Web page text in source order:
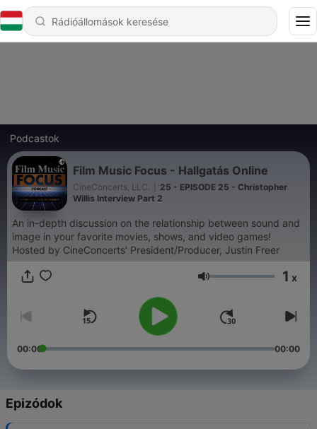
Podcastok
Film Music Focus - Hallgatás Online
CineConcerts, LLC.
25 - EPISODE 25 - Christopher
Willis Interview Part 2
An in-depth discussion on the relationship between sound and
image in your favorite movies, shows, and video games!
Hosted by CineConcerts' President/Producer, Justin Freer
Hangerő 1 x
00:00 00:00
Epizódok